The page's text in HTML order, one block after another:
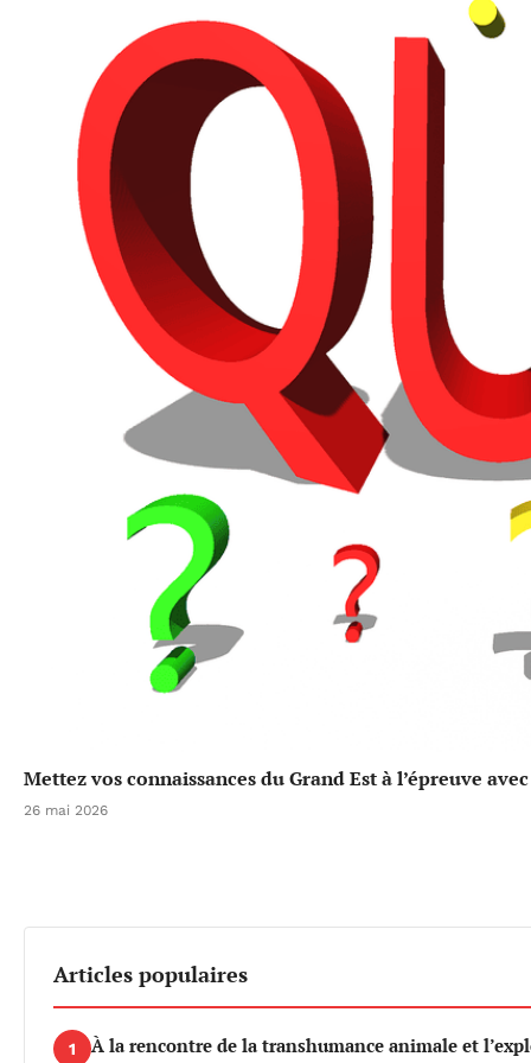
Mettez vos connaissances du Grand Est à l’épreuve
26 mai 2026
Articles populaires
1 À la rencontre de la transhumance animale et